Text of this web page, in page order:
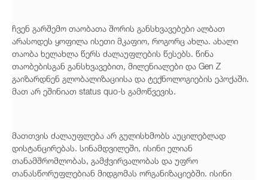
ჩვენ გარშემო თაობათა შორის განსხვავებები ალბათ
არასოდეს ყოფილა ისეთი მკაფიო, როგორც ახლა. ახალი
თაობა ხელახლა წერს ძალაუფლების წესებს. წინა
თაობებისგან განსხვავებით, მილენიალები და Gen Z
გაიზარდნენ გლობალიზაციისა და ტექნოლოგიების ეპოქაში.
მათ არ ეშინიათ status quo-ს გამოწვევის.
მათთვის ძალაუფლება არ გულისხმობს აუცილებლად
დისტანცირებას. სინამდვილეში, ისინი ელიან
თანამშრომლობას, გამჭვირვალობას და უფრო
თანასწორუფლებიან მიდგომას ორგანიზაციებში. ისინი